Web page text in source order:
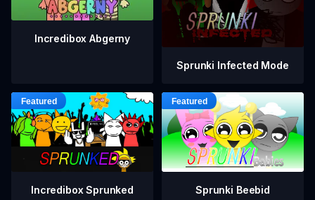
Incredibox Abgerny
Sprunki Infected Mode
Incredibox Sprunked Sprunki Beebid